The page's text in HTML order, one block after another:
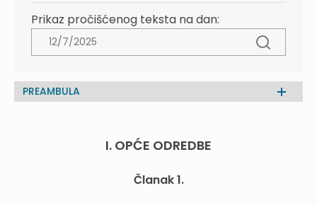
Prikaz pročišćenog teksta na dan:
PREAMBULA
I. OPĆE ODREDBE
Članak 1.